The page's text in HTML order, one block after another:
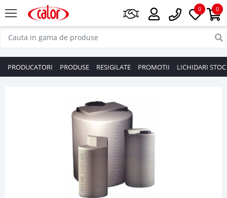
0
0
PRODUCATORI PRODUSE RESIGILATE PROMOTII LICHIDARI STOC